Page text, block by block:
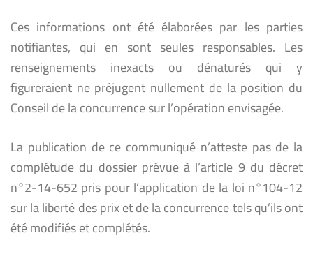
Ces informations ont été élaborées par les parties
notifiantes, qui en sont seules responsables. Les
renseignements inexacts ou dénaturés qui y
figureraient ne préjugent nullement de la position du
Conseil de la concurrence sur l’opération envisagée.
La publication de ce communiqué n’atteste pas de la
complétude du dossier prévue à l’article 9 du décret
n°2-14-652 pris pour l’application de la loi n°104-12
sur la liberté des prix et de la concurrence tels qu’ils ont
été modifiés et complétés.